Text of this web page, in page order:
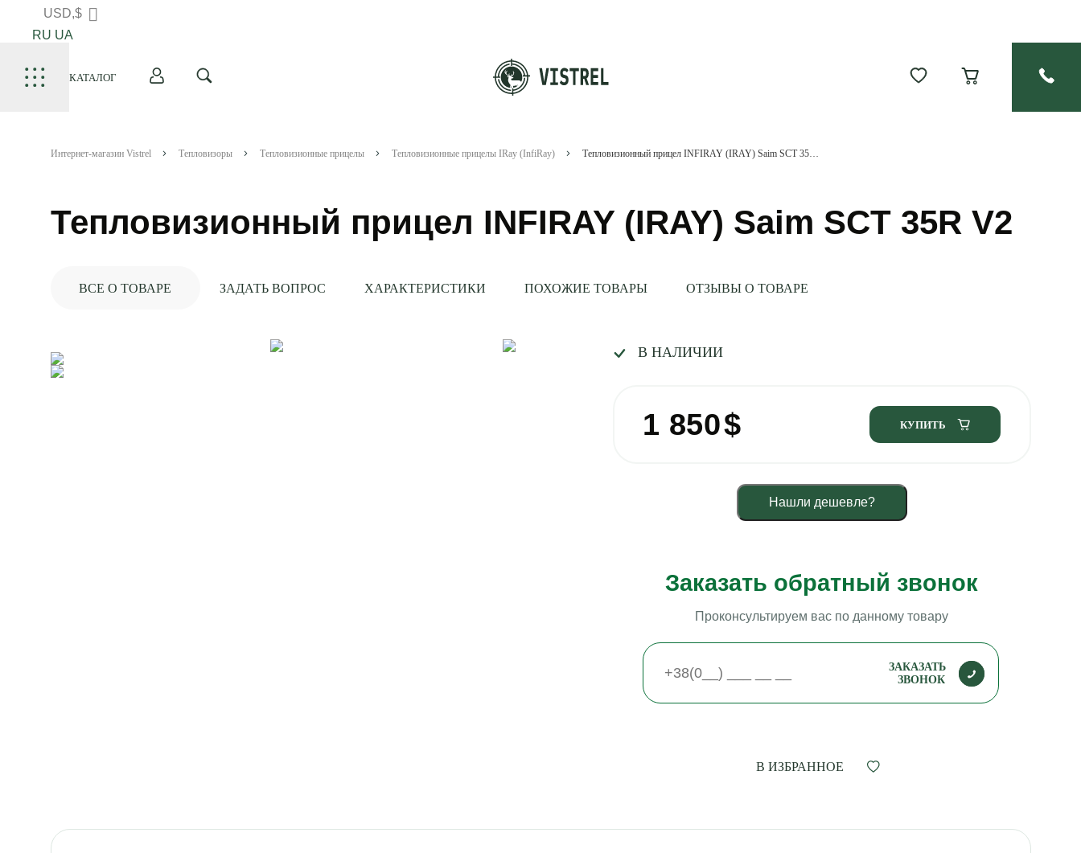
USD,$
RU UA
КАТАЛОГ
Интернет-магазин Vistrel Тепловизоры Тепловизионные прицелы Тепловизионные прицелы IRay (InfiRay) Тепловизионный прицел INFIRAY (IRAY) Saim SCT 35R V2
Тепловизионный прицел INFIRAY (IRAY) Saim SCT 35R V2
ВСЕ О ТОВАРЕ ЗАДАТЬ ВОПРОС ХАРАКТЕРИСТИКИ ПОХОЖИЕ ТОВАРЫ ОТЗЫВЫ О ТОВАРЕ
В НАЛИЧИИ
1 850$ КУПИТЬ
Нашли дешевле?
Заказать обратный звонок
Проконсультируем вас по данному товару
ЗАКАЗАТЬ
ЗВОНОК
В ИЗБРАННОЕ